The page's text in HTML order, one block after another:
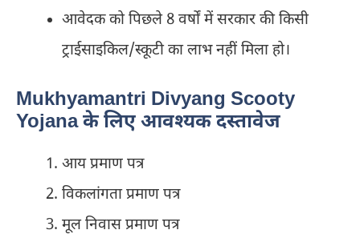
आवेदक को पिछले 8 वर्षों में सरकार की किसी
ट्राईसाइकिल/स्कूटी का लाभ नहीं मिला हो।
Mukhyamantri Divyang Scooty
Yojana के लिए आवश्यक दस्तावेज
आय प्रमाण पत्र
विकलांगता प्रमाण पत्र
मूल निवास प्रमाण पत्र